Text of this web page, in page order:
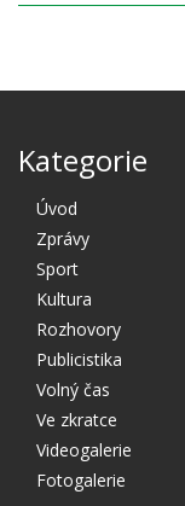
Kategorie
Úvod
Zprávy
Sport
Kultura
Rozhovory
Publicistika
Volný čas
Ve zkratce
Videogalerie
Fotogalerie